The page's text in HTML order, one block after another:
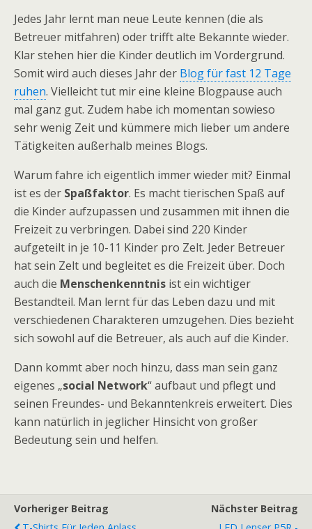
Jedes Jahr lernt man neue Leute kennen (die als
Betreuer mitfahren) oder trifft alte Bekannte wieder.
Klar stehen hier die Kinder deutlich im Vordergrund.
Somit wird auch dieses Jahr der Blog für fast 12 Tage
ruhen. Vielleicht tut mir eine kleine Blogpause auch
mal ganz gut. Zudem habe ich momentan sowieso
sehr wenig Zeit und kümmere mich lieber um andere
Tätigkeiten außerhalb meines Blogs.
Warum fahre ich eigentlich immer wieder mit? Einmal
ist es der Spaßfaktor. Es macht tierischen Spaß auf
die Kinder aufzupassen und zusammen mit ihnen die
Freizeit zu verbringen. Dabei sind 220 Kinder
aufgeteilt in je 10-11 Kinder pro Zelt. Jeder Betreuer
hat sein Zelt und begleitet es die Freizeit über. Doch
auch die Menschenkenntnis ist ein wichtiger
Bestandteil. Man lernt für das Leben dazu und mit
verschiedenen Charakteren umzugehen. Dies bezieht
sich sowohl auf die Betreuer, als auch auf die Kinder.
Dann kommt aber noch hinzu, dass man sein ganz
eigenes „social Network“ aufbaut und pflegt und
seinen Freundes- und Bekanntenkreis erweitert. Dies
kann natürlich in jeglicher Hinsicht von großer
Bedeutung sein und helfen.
Vorheriger Beitrag
Nächster Beitrag